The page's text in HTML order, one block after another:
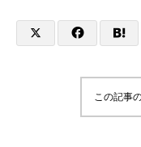
この記事